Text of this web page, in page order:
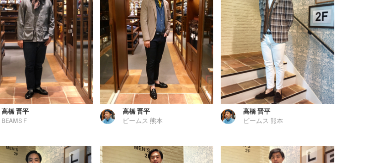
高橋 晋平
BEAMS F
高橋 晋平
ビームス 熊本
高橋 晋平
ビームス 熊本